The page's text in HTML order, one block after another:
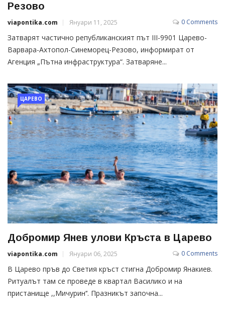
Резово
viapontika.com Януари 11, 2025 0 Comments
Затварят частично републиканският път III-9901 Царево-
Варвара-Ахтопол-Синеморец-Резово, информират от
Агенция „Пътна инфраструктура“. Затваряне...
ЦАРЕВО
Добромир Янев улови Кръста в Царево
viapontika.com Януари 06, 2025 0 Comments
В Царево пръв до Светия кръст стигна Добромир Янакиев.
Ритуалът там се проведе в квартал Василико и на
пристанище ,,Мичурин‘‘. Празникът започна...